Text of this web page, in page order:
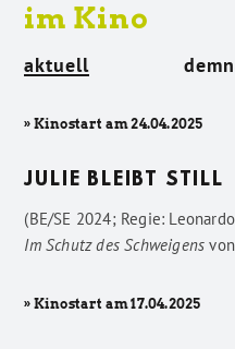
im Kino
aktuell
» Kinostart am 24.04.2025
JULIE BLEIBT STILL
(BE/SE 2024; Regie:
Im Schutz des Schweigens
» Kinostart am 17.04.2025